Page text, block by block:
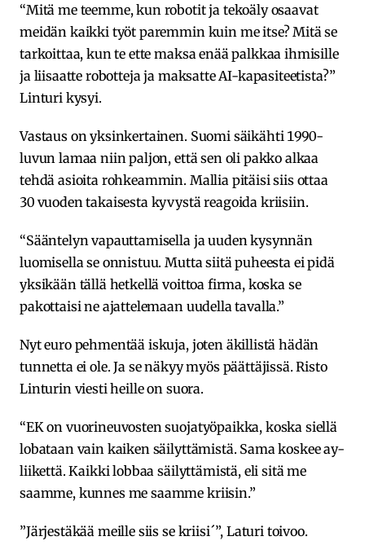
“Mitä me teemme, kun robotit ja tekoäly osaavat
meidän kaikki työt paremmin kuin me itse? Mitä se
tarkoittaa, kun te ette maksa enää palkkaa ihmisille
ja liisaatte robotteja ja maksatte AI-kapasiteetista?”
Linturi kysyi.
Vastaus on yksinkertainen. Suomi säikähti 1990-
luvun lamaa niin paljon, että sen oli pakko alkaa
tehdä asioita rohkeammin. Mallia pitäisi siis ottaa
30 vuoden takaisesta kyvystä reagoida kriisiin.
“Sääntelyn vapauttamisella ja uuden kysynnän
luomisella se onnistuu. Mutta siitä puheesta ei pidä
yksikään tällä hetkellä voittoa firma, koska se
pakottaisi ne ajattelemaan uudella tavalla.”
Nyt euro pehmentää iskuja, joten äkillistä hädän
tunnetta ei ole. Ja se näkyy myös päättäjissä. Risto
Linturin viesti heille on suora.
“EK on vuorineuvosten suojatyöpaikka, koska siellä
lobataan vain kaiken säilyttämistä. Sama koskee ay-
liikettä. Kaikki lobbaa säilyttämistä, eli sitä me
saamme, kunnes me saamme kriisin.”
”Järjestäkää meille siis se kriisi´”, Laturi toivoo.